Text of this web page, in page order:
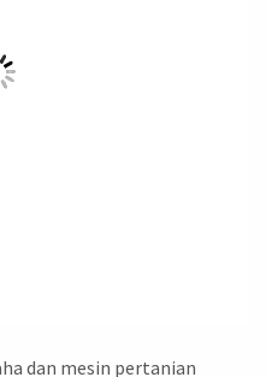
dan mesin pertanian